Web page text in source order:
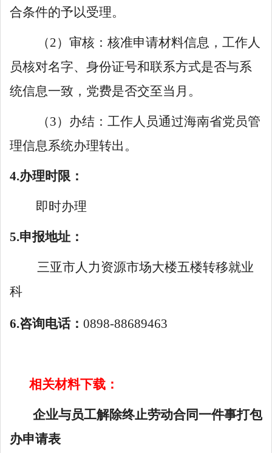
合条件的予以受理。
（2）审核：核准申请材料信息，工作人
员核对名字、身份证号和联系方式是否与系
统信息一致，党费是否交至当月。
（3）办结：工作人员通过海南省党员管
理信息系统办理转出。
4.办理时限：
即时办理
5.申报地址：
三亚市人力资源市场大楼五楼转移就业
科
6.咨询电话： 0898-88689463
相关材料下载：
企业与员工解除终止劳动合同一件事打包
办申请表